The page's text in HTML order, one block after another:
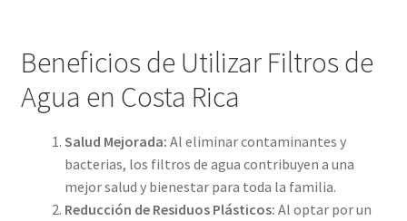
Beneficios de Utilizar Filtros de
Agua en Costa Rica
Salud Mejorada: Al eliminar contaminantes y
bacterias, los filtros de agua contribuyen a una
mejor salud y bienestar para toda la familia.
Reducción de Residuos Plásticos: Al optar por un